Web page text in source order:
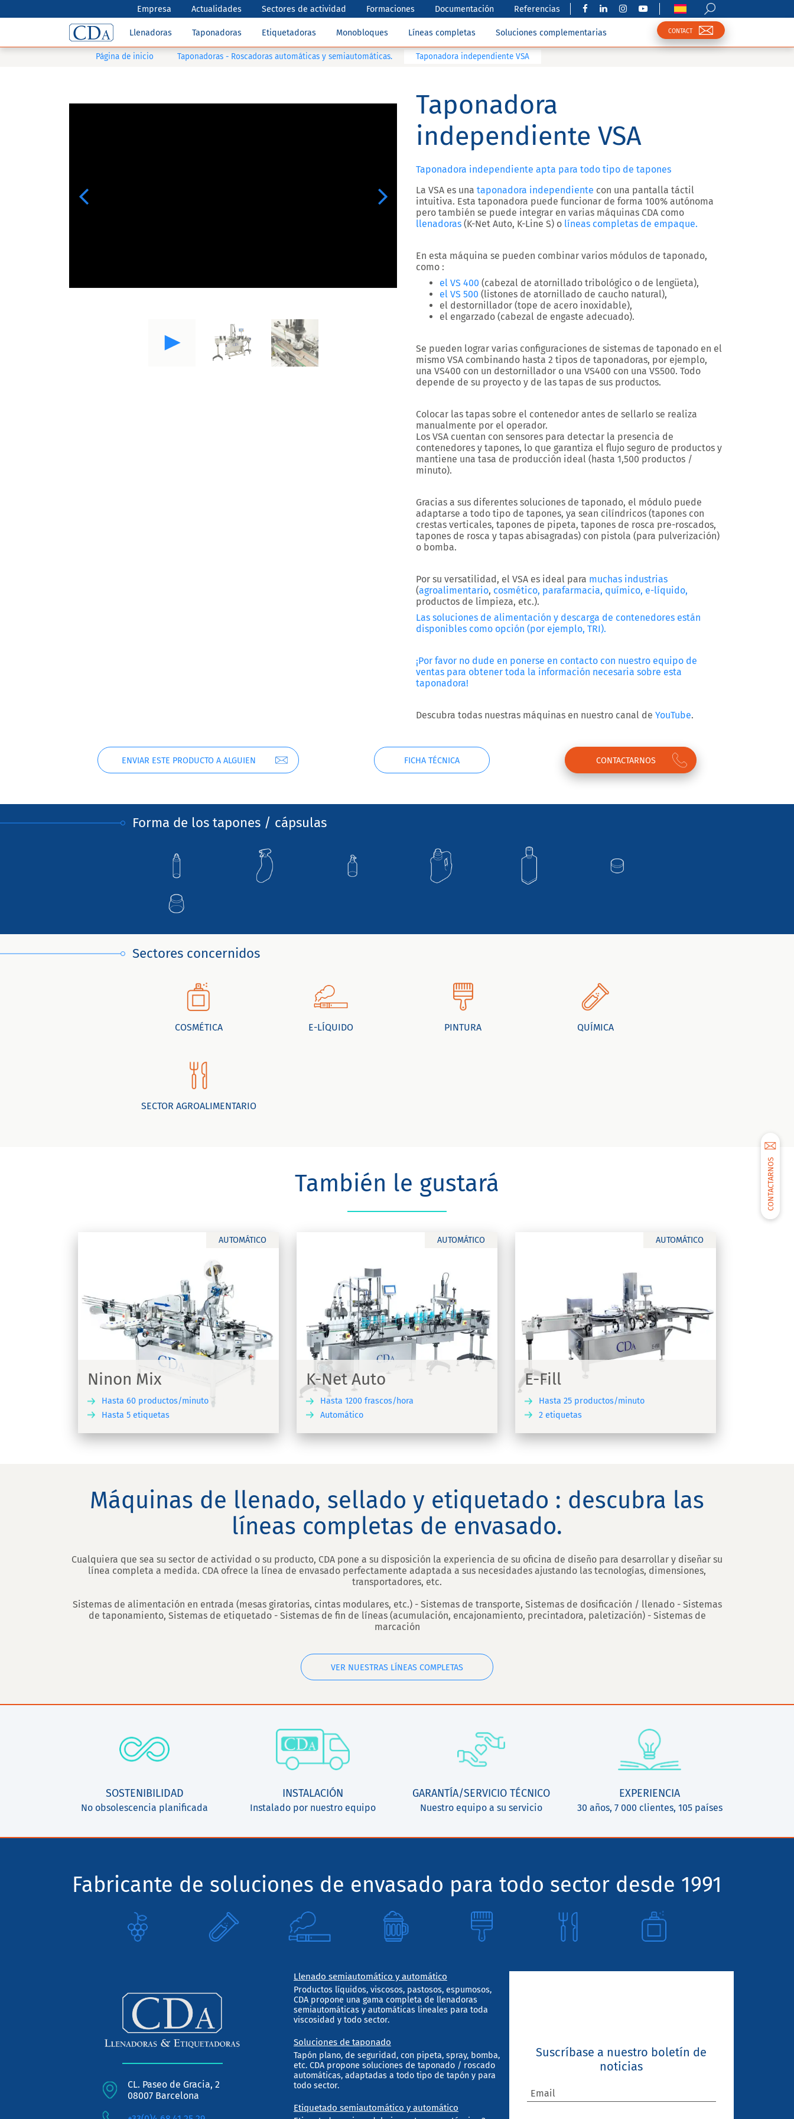
Empresa Actualidades Sectores de actividad Formaciones Documentación Referencias
Llenadoras Taponadoras Etiquetadoras Monobloques Líneas completas Soluciones complementarias CONTACT
CONTACTARNOS
Página de inicio Taponadoras - Roscadoras automáticas y semiautomáticas. Taponadora independiente VSA
Previous Next
Taponadora
independiente VSA
Taponadora independiente apta para todo tipo de tapones
La VSA es una taponadora independiente con una pantalla táctil
intuitiva. Esta taponadora puede funcionar de forma 100% autónoma
pero también se puede integrar en varias máquinas CDA como
llenadoras (K-Net Auto, K-Line S) o líneas completas de empaque.
En esta máquina se pueden combinar varios módulos de taponado,
como :
el VS 400 (cabezal de atornillado tribológico o de lengüeta),
el VS 500 (listones de atornillado de caucho natural),
el destornillador (tope de acero inoxidable),
el engarzado (cabezal de engaste adecuado).
Se pueden lograr varias configuraciones de sistemas de taponado en el
mismo VSA combinando hasta 2 tipos de taponadoras, por ejemplo,
una VS400 con un destornillador o una VS400 con una VS500. Todo
depende de su proyecto y de las tapas de sus productos.
Colocar las tapas sobre el contenedor antes de sellarlo se realiza
manualmente por el operador.
Los VSA cuentan con sensores para detectar la presencia de
contenedores y tapones, lo que garantiza el flujo seguro de productos y
mantiene una tasa de producción ideal (hasta 1,500 productos /
minuto).
Gracias a sus diferentes soluciones de taponado, el módulo puede
adaptarse a todo tipo de tapones, ya sean cilíndricos (tapones con
crestas verticales, tapones de pipeta, tapones de rosca pre-roscados,
tapones de rosca y tapas abisagradas) con pistola (para pulverización)
o bomba.
Por su versatilidad, el VSA es ideal para muchas industrias
(agroalimentario, cosmético, parafarmacia, químico, e-líquido,
productos de limpieza, etc.).
Las soluciones de alimentación y descarga de contenedores están
disponibles como opción (por ejemplo, TRI).
¡Por favor no dude en ponerse en contacto con nuestro equipo de
ventas para obtener toda la información necesaria sobre esta
taponadora!
Descubra todas nuestras máquinas en nuestro canal de YouTube.
ENVIAR ESTE PRODUCTO A ALGUIEN FICHA TÉCNICA CONTACTARNOS
Forma de los tapones / cápsulas
Sectores concernidos
COSMÉTICA E-LÍQUIDO PINTURA QUÍMICA
SECTOR AGROALIMENTARIO
También le gustará
AUTOMÁTICO
Ninon Mix
Hasta 60 productos/minuto
Hasta 5 etiquetas
AUTOMÁTICO
K-Net Auto
Hasta 1200 frascos/hora
Automático
K-Net Auto
Llenadora y atornilladora automática
AUTOMÁTICO
E-Fill
Hasta 25 productos/minuto
2 etiquetas
E-Fill
Máquina automática de llenado,
atornillado y etiquetado de viales
Máquinas de llenado, sellado y etiquetado : descubra las
líneas completas de envasado.
Cualquiera que sea su sector de actividad o su producto, CDA pone a su disposición la experiencia de su oficina de diseño para desarrollar y diseñar su
línea completa a medida. CDA ofrece la línea de envasado perfectamente adaptada a sus necesidades ajustando las tecnologías, dimensiones,
transportadores, etc.
Sistemas de alimentación en entrada (mesas giratorias, cintas modulares, etc.) - Sistemas de transporte, Sistemas de dosificación / llenado - Sistemas
de taponamiento, Sistemas de etiquetado - Sistemas de fin de líneas (acumulación, encajonamiento, precintadora, paletización) - Sistemas de
marcación
VER NUESTRAS LÍNEAS COMPLETAS
SOSTENIBILIDAD
No obsolescencia planificada
INSTALACIÓN
Instalado por nuestro equipo
GARANTÍA/SERVICIO TÉCNICO
Nuestro equipo a su servicio
EXPERIENCIA
30 años, 7 000 clientes, 105 países
Fabricante de soluciones de envasado para todo sector desde 1991
CL. Paseo de Gracia, 2
08007 Barcelona
Llenado semiautomático y automático
Productos líquidos, viscosos, pastosos, espumosos,
CDA propone una gama completa de llenadoras
semiautomáticas y automáticas lineales para toda
viscosidad y todo sector.
Soluciones de taponado
Tapón plano, de seguridad, con pipeta, spray, bomba,
etc. CDA propone soluciones de taponado / roscado
automáticas, adaptadas a todo tipo de tapón y para
todo sector.
Etiquetado semiautomático y automático
Suscríbase a nuestro boletín de
noticias
Email